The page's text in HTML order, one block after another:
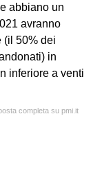
abbiano un
avranno
(il 50% dei
in
inferiore a venti
completa su pmi.it